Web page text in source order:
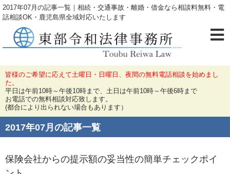
2017年07月の記事一覧｜相続・交通事故・離婚・借金なら相談料無料・電
話相談OK・鹿児島県全域対応いたします
皆様のご希望に応えて土曜日・日曜日、夜間の無料電話相談を始めまし
た。
平日は午前10時～午後10時まで、土日は午前10時～午後6時まで
お電話での無料相談対応致します。
(都合により出られない場合もあります）
2017年07月の記事一覧
保険会社からの提示額の妥当性の簡単チェックポイ